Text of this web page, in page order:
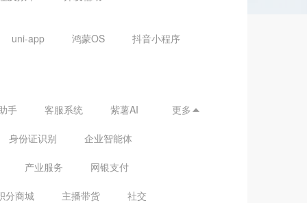
uni-app 鸿蒙OS 抖音小程序
手 客服系统 紫薯AI
身份证识别 企业智能体
产业服务 网银支付
分商城 主播带货 社交
更多 